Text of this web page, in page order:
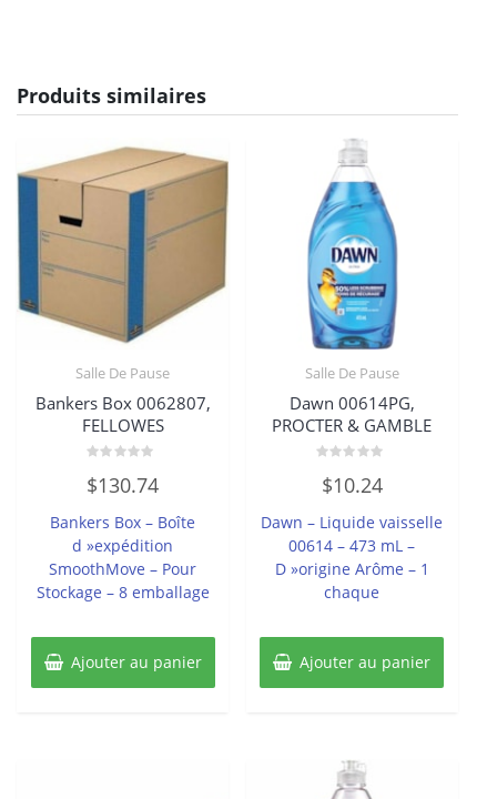
Produits similaires
Salle De Pause
Bankers Box 0062807,
FELLOWES
0
sur
$130.74
Bankers Box – Boîte
d »expédition
SmoothMove – Pour
Stockage – 8 emballage
Ajouter au panier
Salle De Pause
Dawn 00614PG,
PROCTER & GAMBLE
0
sur
$10.24
Dawn – Liquide vaisselle
00614 – 473 mL –
D »origine Arôme – 1
chaque
Ajouter au panier